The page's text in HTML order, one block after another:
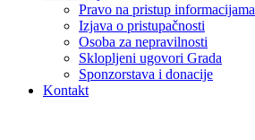
Pravo na pristup informacijama
Izjava o pristupačnosti
Osoba za nepravilnosti
Sklopljeni ugovori Grada
Sponzorstava i donacije
Kontakt